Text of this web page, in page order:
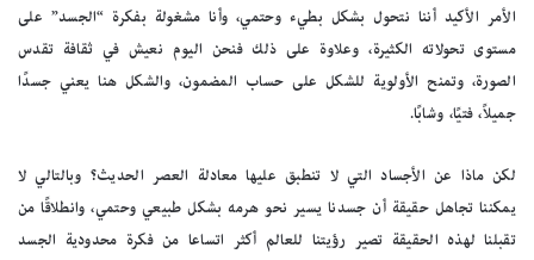
الأمر الأكيد أننا نتحول بشكل بطيء وحتمي، وأنا مشغولة بفكرة “الجسد” على
مستوى تحولاته الكثيرة، وعلاوة على ذلك فنحن اليوم نعيش في ثقافة تقدس
الصورة، وتمنح الأولوية للشكل على حساب المضمون، والشكل هنا يعني جسدًا
جميلاً، فتيًا، وشابًا.
لكن ماذا عن الأجساد التي لا تنطبق عليها معادلة العصر الحديث؟ وبالتالي لا
يمكننا تجاهل حقيقة أن جسدنا يسير نحو هرمه بشكل طبيعي وحتمي، وانطلاقًا من
تقبلنا لهذه الحقيقة تصير رؤيتنا للعالم أكثر اتساعا من فكرة محدودية الجسد